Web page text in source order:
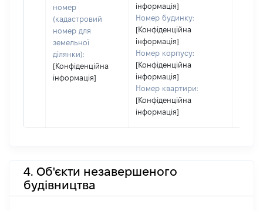
номер
(кадастровий
номер для
земельної
ділянки):
[Конфіденційна
інформація]
інформація]
Номер будинку:
[Конфіденційна
інформація]
Номер корпусу:
[Конфіденційна
інформація]
Номер квартири:
[Конфіденційна
інформація]
4. Об'єкти незавершеного
будівництва